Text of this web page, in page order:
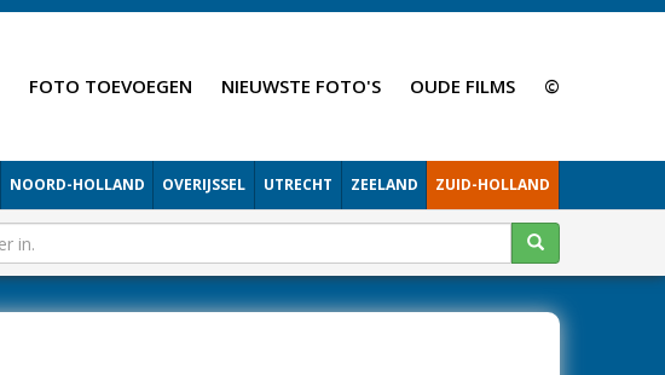
FOTO TOEVOEGEN NIEUWSTE FOTO'S OUDE FILMS ©
NOORD-HOLLAND OVERIJSSEL UTRECHT ZEELAND ZUID-HOLLAND